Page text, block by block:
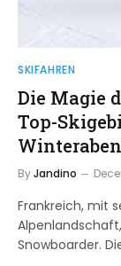
SKIFAHREN
Die Magie
Top-
ByJandino
Frankreich, mit
Snowboarder.